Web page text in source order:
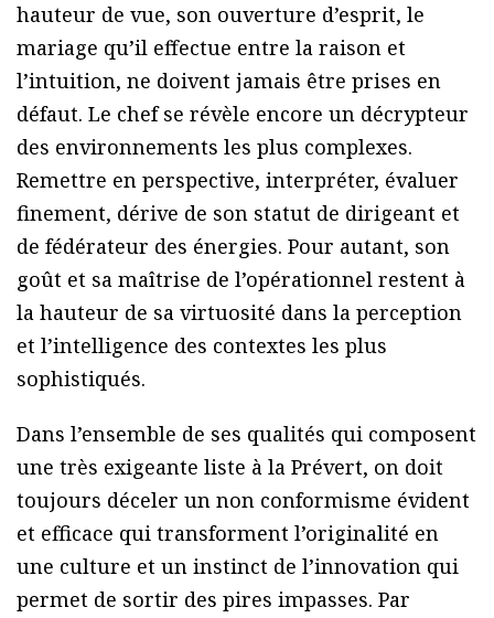
hauteur de vue, son ouverture d’esprit, le
mariage qu’il effectue entre la raison et
l’intuition, ne doivent jamais être prises en
défaut. Le chef se révèle encore un décrypteur
des environnements les plus complexes.
Remettre en perspective, interpréter, évaluer
finement, dérive de son statut de dirigeant et
de fédérateur des énergies. Pour autant, son
goût et sa maîtrise de l’opérationnel restent à
la hauteur de sa virtuosité dans la perception
et l’intelligence des contextes les plus
sophistiqués.
Dans l’ensemble de ses qualités qui composent
une très exigeante liste à la Prévert, on doit
toujours déceler un non conformisme évident
et efficace qui transforment l’originalité en
une culture et un instinct de l’innovation qui
permet de sortir des pires impasses. Par